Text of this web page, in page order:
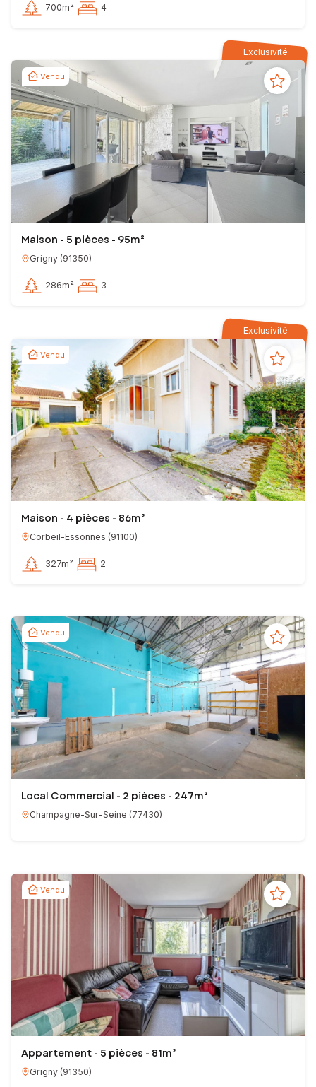
700m² 4
Exclusivité
Vendu
Maison - 5 pièces - 95m²
Grigny (91350)
286m² 3
Exclusivité
Vendu
Maison - 4 pièces - 86m²
Corbeil-Essonnes (91100)
327m² 2
Vendu
Local Commercial - 2 pièces - 247m²
Champagne-Sur-Seine (77430)
Vendu
Appartement - 5 pièces - 81m²
Grigny (91350)